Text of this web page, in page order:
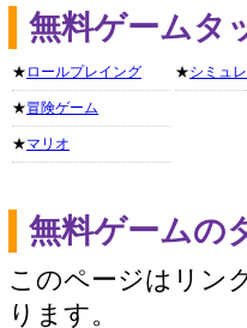
無料ゲームタ
★ ロールプレイング
★冒険ゲーム
★マリオ
★シミュ
無料ゲームの
このページはリン
ります。